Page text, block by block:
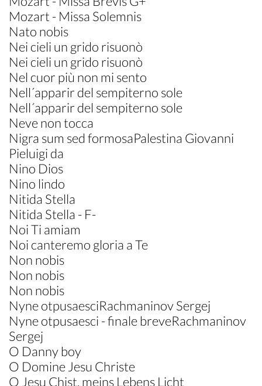
Mozart - Missa Solemnis
Nato nobis
Nei cieli un grido risuonò
Nei cieli un grido risuonò
Nel cuor più non mi sento
Nell´apparir del sempiterno sole
Nell´apparir del sempiterno sole
Neve non tocca
Nigra sum sed formosaPalestina Giovanni
Pieluigi da
Nino Dios
Nino lindo
Nitida Stella
Nitida Stella - F-
Noi Ti amiam
Noi canteremo gloria a Te
Non nobis
Non nobis
Non nobis
Nyne otpusaesciRachmaninov Sergej
Nyne otpusaesci - finale breveRachmaninov
Sergej
O Danny boy
O Domine Jesu Christe
O Jesu Chist, meins Lebens Licht